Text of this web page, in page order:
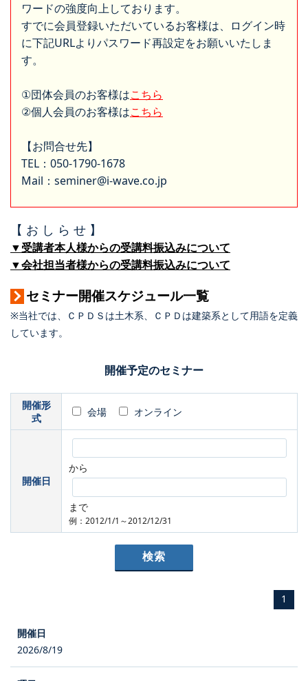
ワードの強度向上しております。
すでに会員登録いただいているお客様は、ログイン時
に下記URLよりパスワード再設定をお願いいたしま
す。
①団体会員のお客様はこちら
②個人会員のお客様はこちら
【お問合せ先】
TEL：050-1790-1678
Mail：seminer@i-wave.co.jp
【 お し ら せ 】
▼受講者本人様からの受講料振込みについて
▼会社担当者様からの受講料振込みについて
セミナー開催スケジュール一覧
※当社では、ＣＰＤＳは土木系、ＣＰＤは建築系として用語を定義
しています。
開催予定のセミナー
開催形
式
会場 オンライン
開催日
から
まで
例：2012/1/1～2012/12/31
1
2026/8/19